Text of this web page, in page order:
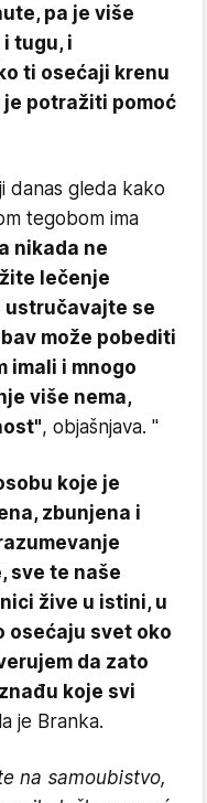
pa je više
tugu, i
ti osećaji krenu
je potražiti pomoć
danas gleda kako
tegobom ima
nikada ne
lečenje
se
može pobediti
imali i mnogo
više nema,
, objašnjava. "
koje je
zbunjena i
sve te naše
žive u istini, u
osećaju svet oko
da zato
koje svi
je Branka.
na samoubistvo,